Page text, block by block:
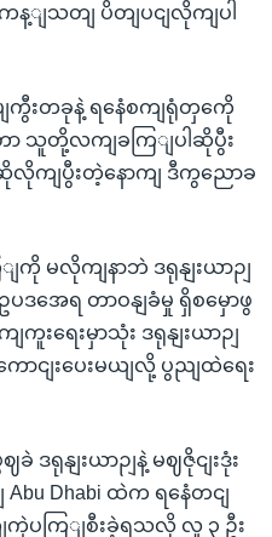
န့ျသတျ ပိတျပငျလိုကျပါ
ကွီးတခုနဲ့ ရနေံစကျရုံတှကေို
သူတို့လကျခကြျပါဆိုပွီး
ကျပွီးတဲ့နောကျ ဒီကွညောခ
မလိုကျနာဘဲ ဒရုနျးယာဉျ
ပဒအေရ တာဝနျခံမှု ရှိစမှောဖွ
ျကူးရေးမှာသုံး ဒရုနျးယာဉျ
ငျးပေးမယျလို့ ပွညျထဲရေး
ရုနျးယာဉျနဲ့ မဈဇိုငျးဒုံး
Dhabi ထဲက ရနေံတငျ
ကျကှဲပကြျစီးခဲ့ရသလို လူ ၃ ဦး